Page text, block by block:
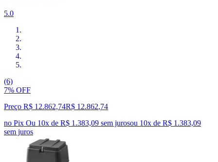
5.0
(6)
7% OFF
Preço R$ 12.862,74R$ 12.862,74
no Pix Ou 10x de R$ 1.383,09 sem jurosou 10x de R$ 1.383,09
sem juros